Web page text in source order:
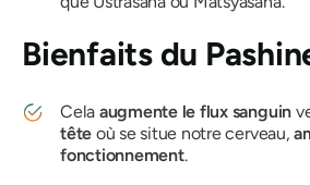
Bienfaits du
Cela augmente le flux sanguin
tête où se situe notre cerveau,
fonctionnement.